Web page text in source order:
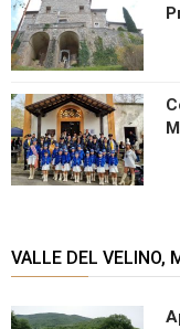
VALLE DEL VELINO,